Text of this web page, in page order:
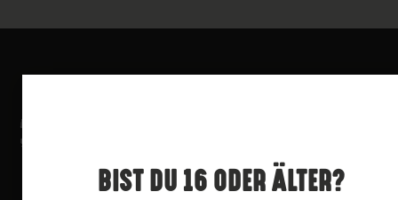
BIST DU 16 ODER ÄLTER?